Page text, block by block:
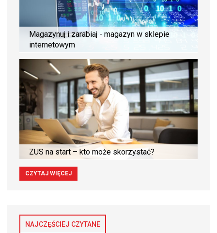
Magazynuj i zarabiaj - magazyn w sklepie
internetowym
ZUS na start – kto może skorzystać?
CZYTAJ WIĘCEJ
NAJCZĘŚCIEJ CZYTANE